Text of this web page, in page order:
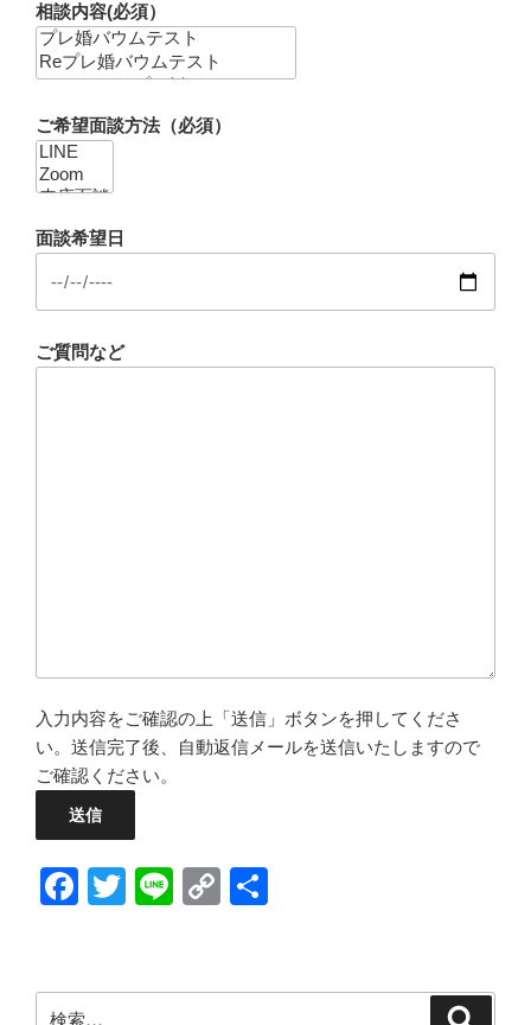
相談内容(必須）
ご希望面談方法（必須）
面談希望日
ご質問など
入力内容をご確認の上「送信」ボタンを押してくださ
い。送信完了後、自動返信メールを送信いたしますので
ご確認ください。
F
e
T
er
Li
C
y